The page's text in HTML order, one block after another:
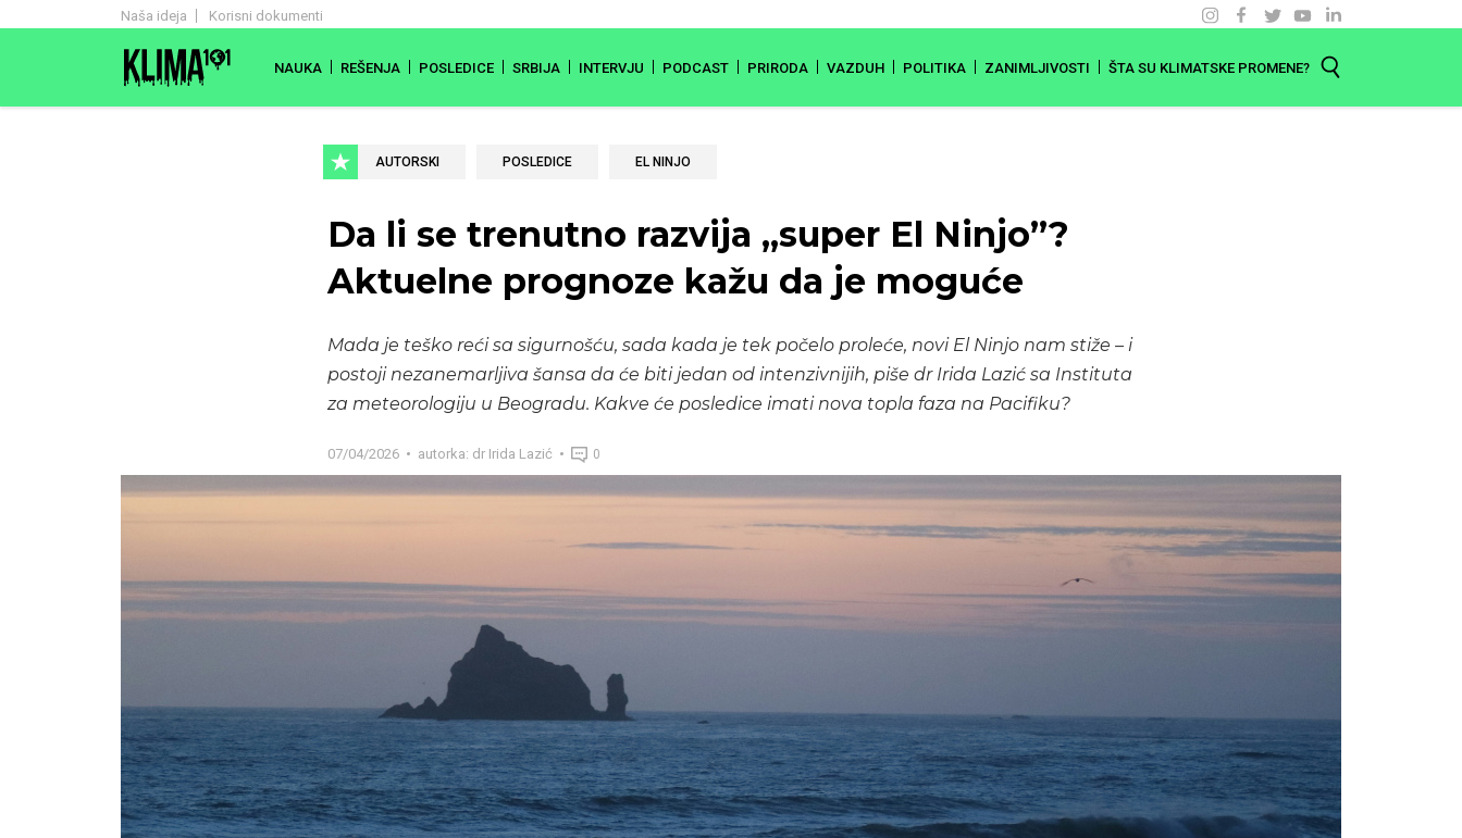
Naša ideja Korisni dokumenti
NAUKA REŠENJA POSLEDICE SRBIJA INTERVJU PODCAST PRIRODA VAZDUH POLITIKA ZANIMLJIVOSTI ŠTA SU KLIMATSKE PROMENE?
AUTORSKI POSLEDICE EL NINJO
Da li se trenutno razvija „super El Ninjo”?
Aktuelne prognoze kažu da je moguće
Mada je teško reći sa sigurnošću, sada kada je tek počelo proleće, novi El Ninjo nam stiže – i
postoji nezanemarljiva šansa da će biti jedan od intenzivnijih, piše dr Irida Lazić sa Instituta
za meteorologiju u Beogradu. Kakve će posledice imati nova topla faza na Pacifiku?
07/04/2026 autorka: dr Irida Lazić 0